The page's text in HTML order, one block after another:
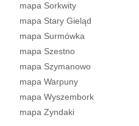
mapa Sorkwity
mapa Stary Gieląd
mapa Surmówka
mapa Szestno
mapa Szymanowo
mapa Warpuny
mapa Wyszembork
mapa Zyndaki